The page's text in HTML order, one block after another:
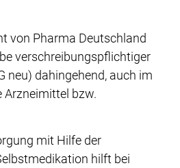
von Pharma Deutschland
verschreibungspflichtiger
neu) dahingehend, auch im
Arzneimittel bzw.
mit Hilfe der
hilft bei